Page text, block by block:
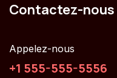
Contactez-
Appelez-nous
+1 555-555-5556